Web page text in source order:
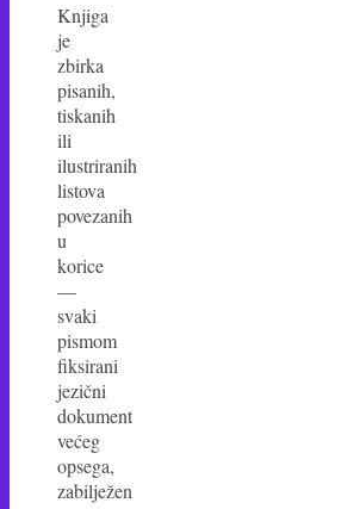
Knjiga
je
zbirka
pisanih,
tiskanih
ili
ilustriranih
listova
povezanih
u
korice
—
svaki
pismom
fiksirani
jezični
dokument
većeg
opsega,
zabilježen